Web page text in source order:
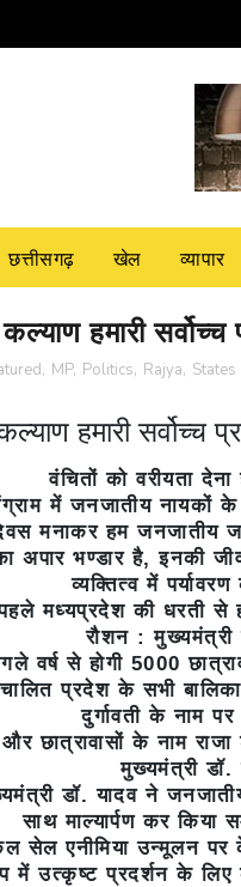
छत्तीसगढ़ खेल व्यापार
हमारी सर्वोच्च
, MP, Politics, Rajya, States
हमारी सर्वोच्च
वंचितों को वरीयता देना
में जनजातीय नायकों
मनाकर हम जनजातीय
अपार भण्डार है, इनकी
व्यक्तित्व में
पहले मध्यप्रदेश की धरती
रौशन : मुख्यमंत्री
वर्ष से होगी 5000
प्रदेश के सभी
दुर्गावती के नाम
छात्रावासों के नाम
मुख्यमंत्री डॉ.
डॉ. यादव ने
साथ माल्यार्पण कर किया
सेल एनीमिया उन्मूलन
में उत्कृष्ट प्रदर्शन के